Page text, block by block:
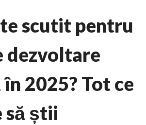
scutit pentru
dezvoltare
2025? Tot ce
să știi